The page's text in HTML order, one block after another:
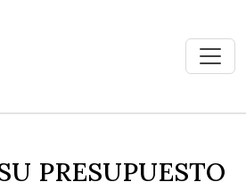
PRESUPUESTO